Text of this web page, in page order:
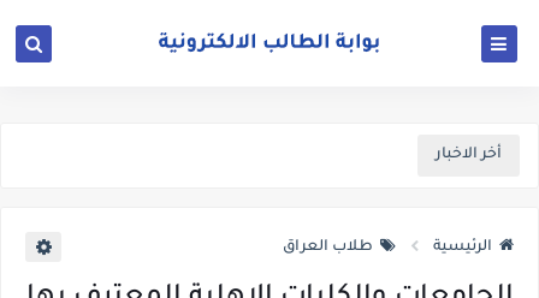
أخر الاخبار
الرئيسية طلاب العراق